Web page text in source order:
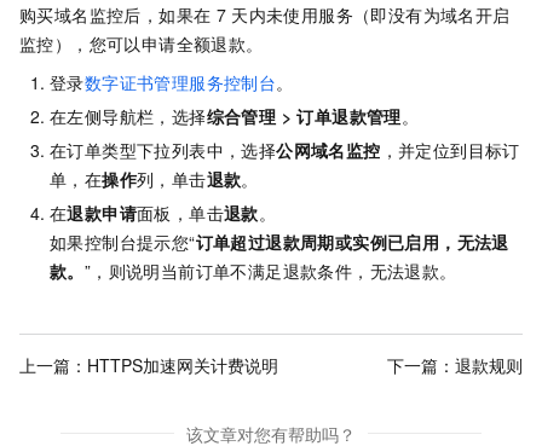
购买域名监控后，如果在 7 天内未使用服务（即没有为域名开启
监控），您可以申请全额退款。
登录数字证书管理服务控制台。
在左侧导航栏，选择综合管理 >订单退款管理。
在订单类型下拉列表中，选择公网域名监控 ，并定位到目标订
单，在操作列，单击退款。
在退款申请面板，单击退款。
如果控制台提示您“订单超过退款周期或实例已启用，无法退
款。 ”，则说明当前订单不满足退款条件，无法退款。
上一篇： HTTPS加速网关计费说明 下一篇： 退款规则
该文章对您有帮助吗？